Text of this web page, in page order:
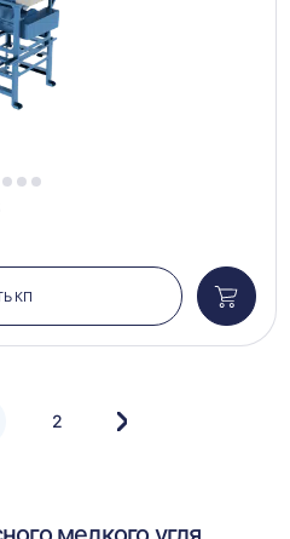
3 4 5
КП
в
2
Следующая